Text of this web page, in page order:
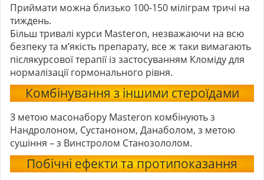
Приймати можна близько 100-150 міліграм тричі на
тиждень.
Більш тривалі курси Masteron, незважаючи на всю
безпеку та м’якість препарату, все ж таки вимагають
післякурсової терапії із застосуванням Кломіду для
нормалізації гормонального рівня.
Комбінування з іншими стероїдами
З метою масонабору Masteron комбінують з
Нандролоном, Сустаноном, Данаболом, з метою
сушіння – з Винстролом Станозололом.
Побічні ефекти та протипоказання